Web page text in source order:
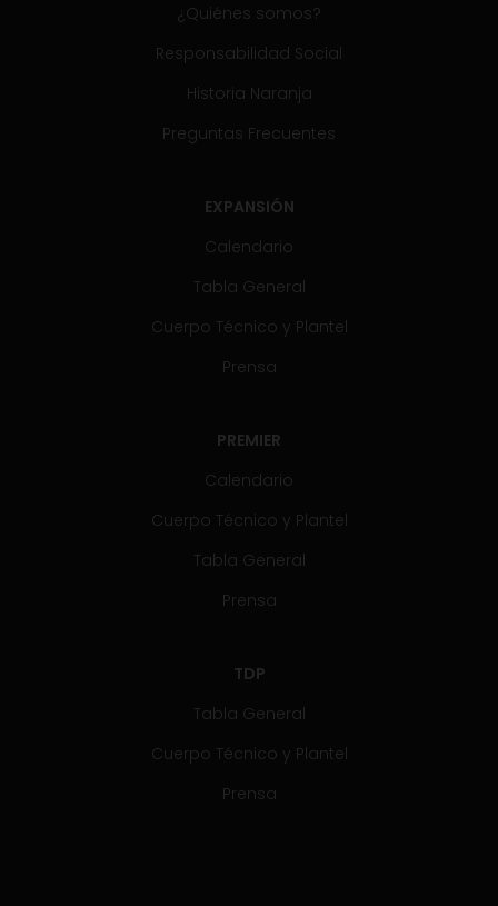
¿Quiénes somos?
Responsabilidad Social
Historia Naranja
Preguntas Frecuentes
EXPANSIÓN
Calendario
Tabla General
Cuerpo Técnico y Plantel
Prensa
PREMIER
Calendario
Cuerpo Técnico y Plantel
Tabla General
Prensa
TDP
Tabla General
Cuerpo Técnico y Plantel
Prensa